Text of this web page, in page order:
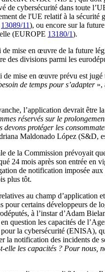
de cybersécurité dans toute
de l'UE relatif à la sécurité
13089/11), ou encore sur la
(EUROPE 13180/1).
de mise en œuvre de la future
des divisions parmi les
de mise en œuvre prévu est jugé
de temps pour s’adapter »,
l’application devrait être
réservés sur le
devons protéger les
Maldonado López (S&D,
de la Commission prévoyait
24 mois après son entrée en
de notification imposée aux
plus tôt.
au champ d’application
pour certains développeurs de
à l’instar d’Adam
question les capacités de
la cybersécurité (ENISA),
la notification des incidents de
elle les capacités ? Pour nous,